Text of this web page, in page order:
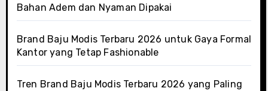
Bahan Adem dan Nyaman Dipakai
Brand Baju Modis Terbaru 2026 untuk Gaya Formal
Kantor yang Tetap Fashionable
Tren Brand Baju Modis Terbaru 2026 yang Paling